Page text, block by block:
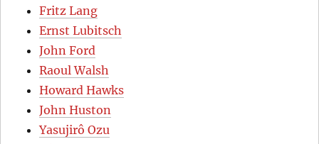
Fritz Lang
Ernst Lubitsch
John Ford
Raoul Walsh
Howard Hawks
John Huston
Yasujirô Ozu